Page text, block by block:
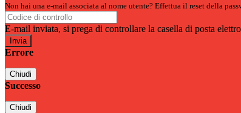
Non hai una e-mail associata al nome utente? Effettua il reset della
E-mail inviata, si prega di controllare la casella di posta
Errore
Chiudi
Successo
Chiudi